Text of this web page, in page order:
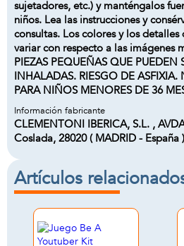
sujetadores, etc.) y manténgalos
niños. Lea las instrucciones y
consultas. Los colores y los
variar con respecto a las imágenes
PIEZAS PEQUEÑAS QUE PUEDEN
INHALADAS. RIESGO DE
PARA NIÑOS MENORES DE 36
Información fabricante
CLEMENTONI IBERICA, S.L. ,
Coslada, 28020 ( MADRID -
Artículos